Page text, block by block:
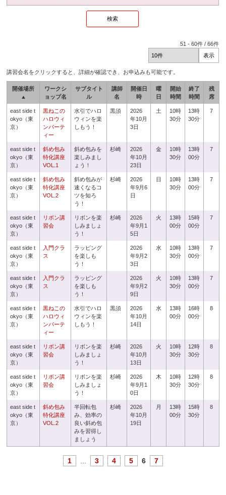
51 -60件 /66件
講習会名をクリックすると、詳細が確認でき、お申込みも可能です。
開催場所
▲
ワークシ
ョップ名
サブタイト
ル
講師
名
開催日
時
曜
日
開始
時間
終了
時間
残
席
east side t
okyo（東
京）
黒ねこの
ハロウィ
ンパーテ
ィー
水引でハロ
ウィンを楽
しもう！
黒須
2026
年10月
3日
土
10時
30分
13時
30分
7
east side t
okyo（東
京）
斜め包み
特化講座
VOL.1
斜め包みを
楽しみまし
ょう！
杉崎
2026
年10月
23日
金
10時
30分
13時
00分
7
east side t
okyo（東
京）
斜め包み
特化講座
VOL.2
斜め包みが
速くなるコ
ツを知ろ
う！
杉崎
2026
年9月6
日
日
10時
30分
13時
00分
7
east side t
okyo（東
京）
リボン講
習会
リボンを楽
しみましょ
う！
杉崎
2026
年9月1
5日
火
13時
00分
15時
00分
7
east side t
okyo（東
京）
入門クラ
ス
ラッピング
を楽しも
う！
2026
年9月2
3日
水
10時
30分
13時
00分
7
east side t
okyo（東
京）
入門クラ
ス
ラッピング
を楽しも
う！
2026
年9月2
9日
火
10時
30分
13時
00分
7
east side t
okyo（東
京）
黒ねこの
ハロウィ
ンパーテ
ィー
水引でハロ
ウィンを楽
しもう！
黒須
2026
年10月
14日
水
13時
00分
16時
00分
8
east side t
okyo（東
京）
リボン講
習会
リボンを楽
しみましょ
う！
杉崎
2026
年10月
13日
火
10時
30分
12時
30分
8
east side t
okyo（東
京）
リボン講
習会
リボンを楽
しみましょ
う！
杉崎
2026
年9月1
0日
木
10時
30分
12時
30分
8
east side t
okyo（東
京）
斜め包み
特化講座
VOL.2
半回転包
み、効率の
良い斜め包
みを習得し
ましょう
杉崎
2026
年10月
19日
月
13時
00分
15時
30分
8
1 3 4 5 6 7